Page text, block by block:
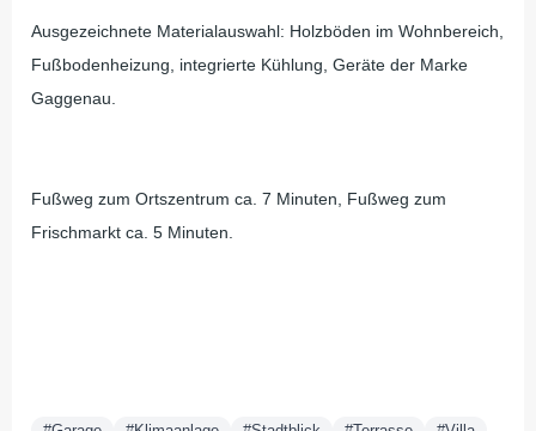
Ausgezeichnete Materialauswahl: Holzböden im Wohnbereich,
Fußbodenheizung, integrierte Kühlung, Geräte der Marke
Gaggenau.
Fußweg zum Ortszentrum ca. 7 Minuten, Fußweg zum
Frischmarkt ca. 5 Minuten.